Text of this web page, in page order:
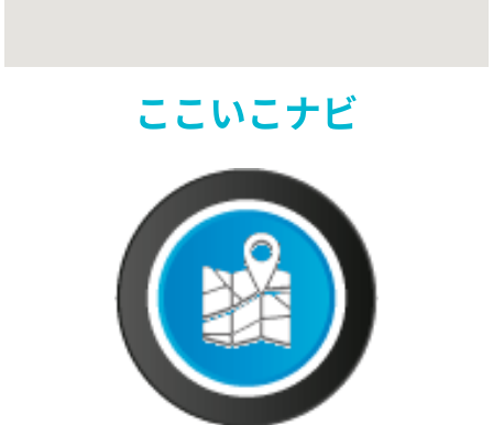
ここいこナビ